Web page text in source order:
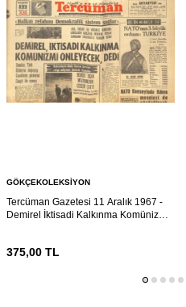
GÖKÇEKOLEKSIYON
Tercüman Gazetesi 11 Aralık 1967 -
Demirel İktisadi Kalkınma Komünizmi
375,00 TL